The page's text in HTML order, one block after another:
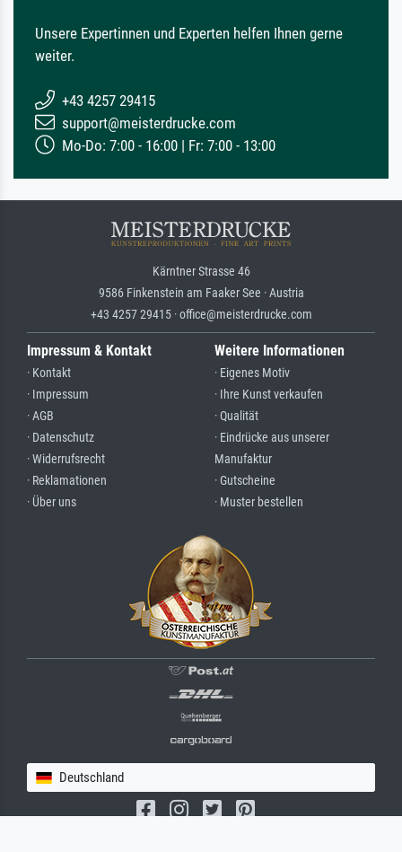
Unsere Expertinnen und Experten helfen Ihnen gerne
weiter.
+43 4257 29415
support@meisterdrucke.com
Mo-Do: 7:00 - 16:00 | Fr: 7:00 - 13:00
Kärntner Strasse 46
9586 Finkenstein am Faaker See · Austria
+43 4257 29415 · office@meisterdrucke.com
Impressum & Kontakt
· Kontakt
· Impressum
· AGB
· Datenschutz
· Widerrufsrecht
· Reklamationen
· Über uns
Weitere Informationen
· Eigenes Motiv
· Ihre Kunst verkaufen
· Qualität
· Eindrücke aus unserer
Manufaktur
· Gutscheine
· Muster bestellen
Deutschland